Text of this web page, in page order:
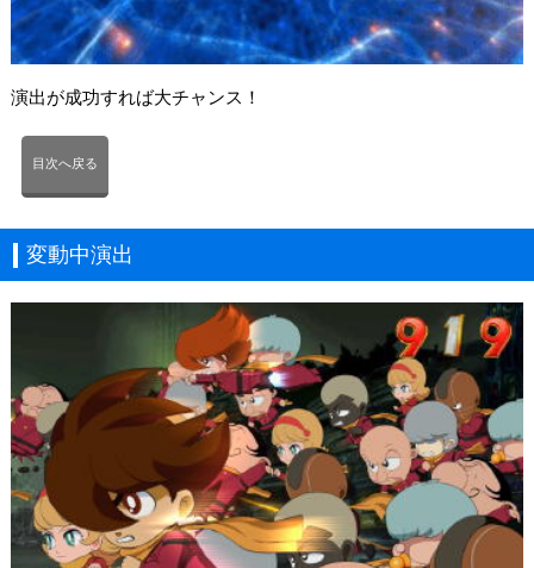
演出が成功すれば大チャンス！
目次へ戻る
変動中演出